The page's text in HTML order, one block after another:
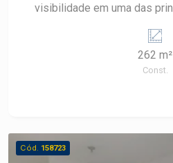
visibilidade em uma das
recuo para veículos e
atender diferentes
CARACTERÍSTICAS DO
versátil para diferentes
adaptação para diversos
262 m²
Const.
Cód. 158723